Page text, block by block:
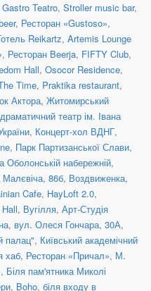
Gastro Teatro, Stroller music bar,
, Ресторан «Gustoso»,
Reikartz, Artemis Lounge
, Ресторан Beerja, FIFTY Club,
Hall, Osocor Residence,
Time, Praktika restaurant,
Актора, Житомирський
театр ім. Івана
, Концерт-хол ВДНГ,
, Парк Партизанської Слави,
Оболонській набережній,
Малєвіча, 86б, Воздвиженка,
Cafe, HayLoft 2.0,
, Вугілля, Арт-Студія
, вул. Олеся Гончара, 30А,
, Київський академічний
хаб, Ресторан «Причал», М.
, Біля пам'ятника Миколі
, Boho, біля входу в